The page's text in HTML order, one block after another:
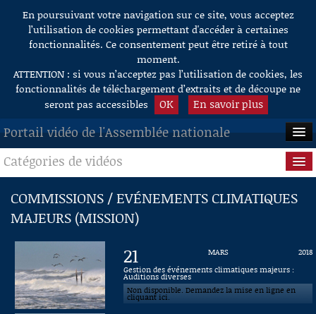
Aller au contenu
En poursuivant votre navigation sur ce site, vous acceptez
l’utilisation de cookies permettant d'accéder à certaines
fonctionnalités. Ce consentement peut être retiré à tout
moment.
ATTENTION : si vous n’acceptez pas l’utilisation de cookies, les
fonctionnalités de téléchargement d’extraits et de découpe ne
seront pas accessibles
OK En savoir plus
Portail vidéo de l'Assemblée nationale
ACCUEIL
EN DIRECT
À LA DEMANDE
RECHERCHE
AIDE À LA DÉCOUPE
DE VIDÉOS
Catégories de vidéos
Séance publique
Questions au Gouvernement
Commissions
Présidence
COMMISSIONS / EVÉNEMENTS CLIMATIQUES
MAJEURS (MISSION)
21 MARS
2018
Gestion des événements climatiques majeurs :
Auditions diverses
Non disponible. Demandez la mise en ligne en
cliquant ici.